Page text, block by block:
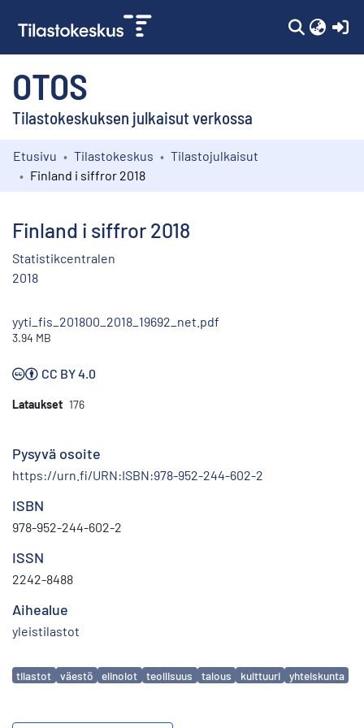
OTOS
Tilastokeskuksen julkaisut verkossa
Kokoelmat
Etusivu Tilastokeskus
Tilastojulkaisut
Finland i siffror 2018
Finland i siffror 2018
Statistikcentralen
2018
yyti_fis_201800_2018_19692_net.pdf
3.94 MB
CC BY 4.0
Lataukset 176
Pysyvä osoite
https://urn.fi/URN:ISBN:978-952-244-602-2
ISBN
978-952-244-602-2
ISSN
2242-8488
Aihealue
yleistilastot
Avainsanat
tilastot väestö elinolot teollisuus talous kulttuuri yhteiskunta